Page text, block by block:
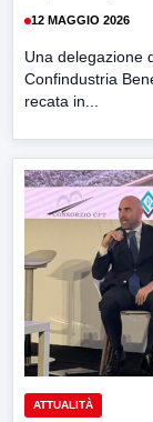
12 MAGGIO 2026
Una delegazione
Confindustria
recata in...
ATTUALITÀ